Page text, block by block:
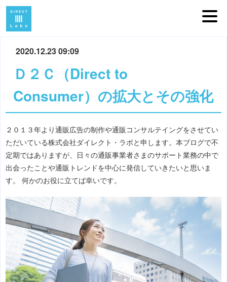
2020.12.23 09:09
Ｄ２Ｃ（Direct to
Consumer）の拡大とその強化
２０１３年より通販広告の制作や通販コンサルテイングをさせてい
ただいている株式会社ダイレクト・ラボと申します。本ブログで不
定期ではありますが、日々の通販事業者さまのサポート業務の中で
出会ったことや通販トレンドを中心に発信していきたいと思いま
す。 何かのお役に立てば幸いです。